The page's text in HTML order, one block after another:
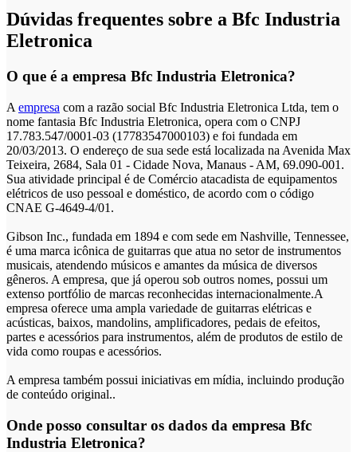
Dúvidas frequentes sobre a Bfc Industria
Eletronica
O que é a empresa Bfc Industria Eletronica?
A empresa com a razão social Bfc Industria Eletronica Ltda, tem o
nome fantasia Bfc Industria Eletronica, opera com o CNPJ
17.783.547/0001-03 (17783547000103) e foi fundada em
20/03/2013. O endereço de sua sede está localizada na Avenida Max
Teixeira, 2684, Sala 01 - Cidade Nova, Manaus - AM, 69.090-001.
Sua atividade principal é de Comércio atacadista de equipamentos
elétricos de uso pessoal e doméstico, de acordo com o código
CNAE G-4649-4/01.
Gibson Inc., fundada em 1894 e com sede em Nashville, Tennessee,
é uma marca icônica de guitarras que atua no setor de instrumentos
musicais, atendendo músicos e amantes da música de diversos
gêneros. A empresa, que já operou sob outros nomes, possui um
extenso portfólio de marcas reconhecidas internacionalmente.A
empresa oferece uma ampla variedade de guitarras elétricas e
acústicas, baixos, mandolins, amplificadores, pedais de efeitos,
partes e acessórios para instrumentos, além de produtos de estilo de
vida como roupas e acessórios.
A empresa também possui iniciativas em mídia, incluindo produção
de conteúdo original..
Onde posso consultar os dados da empresa Bfc
Industria Eletronica?